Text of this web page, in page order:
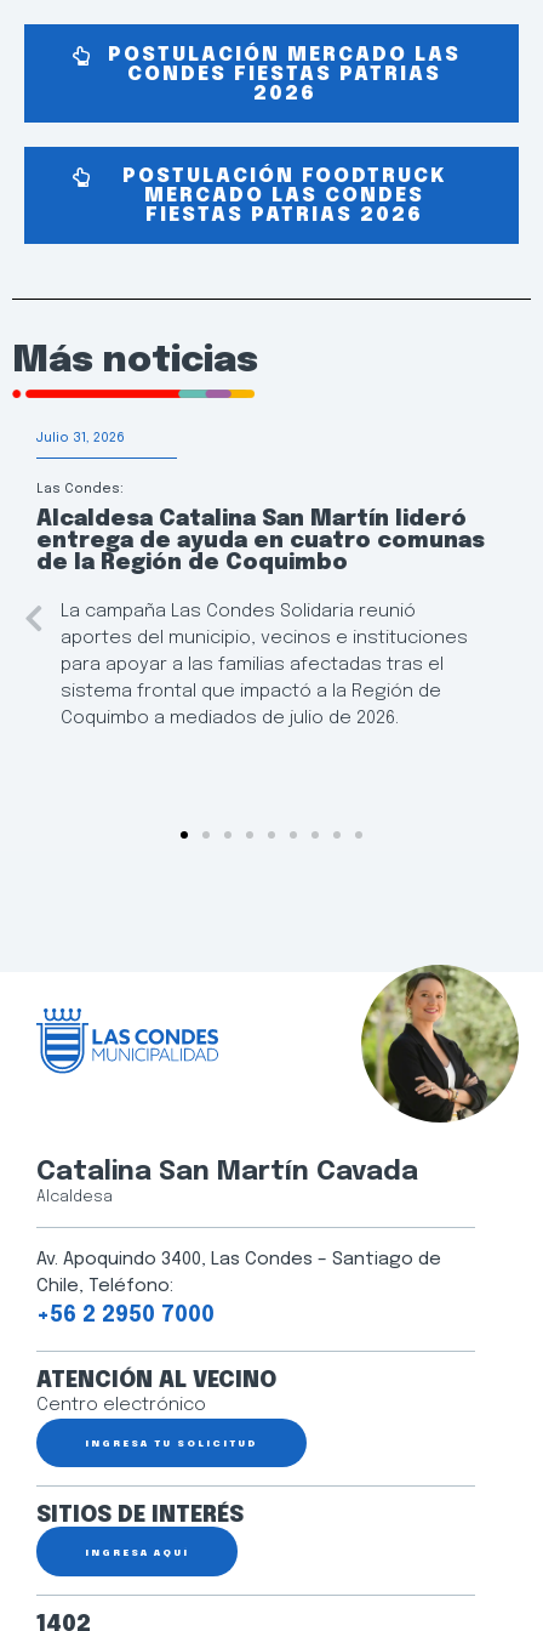
POSTULACIÓN MERCADO LAS
CONDES FIESTAS PATRIAS
2026
POSTULACIÓN FOODTRUCK
MERCADO LAS CONDES
FIESTAS PATRIAS 2026
Más noticias
Julio 31, 2026
Las Condes:
Alcaldesa Catalina San Martín lideró
entrega de ayuda en cuatro comunas
de la Región de Coquimbo
La campaña Las Condes Solidaria reunió
aportes del municipio, vecinos e instituciones
para apoyar a las familias afectadas tras el
sistema frontal que impactó a la Región de
Coquimbo a mediados de julio de 2026.
Catalina San Martín Cavada
Alcaldesa
Av. Apoquindo 3400, Las Condes – Santiago de
Chile, Teléfono:
+56 2 2950 7000
ATENCIÓN AL VECINO
Centro electrónico
INGRESA TU SOLICITUD
SITIOS DE INTERÉS
INGRESA AQUÍ
1402